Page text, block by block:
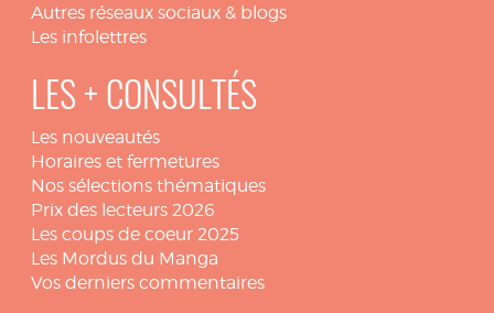
Autres réseaux sociaux & blogs
Les infolettres
LES + CONSULTÉS
Les nouveautés
Horaires et fermetures
Nos sélections thématiques
Prix des lecteurs 2026
Les coups de coeur 2025
Les Mordus du Manga
Vos derniers commentaires